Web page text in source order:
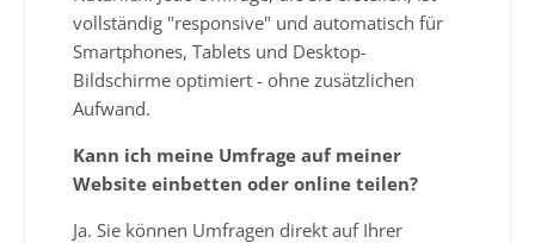
vollständig "responsive" und automatisch für
Smartphones, Tablets und Desktop-
Bildschirme optimiert - ohne zusätzlichen
Aufwand.
Kann ich meine Umfrage auf meiner
Website einbetten oder online teilen?
Ja. Sie können Umfragen direkt auf Ihrer